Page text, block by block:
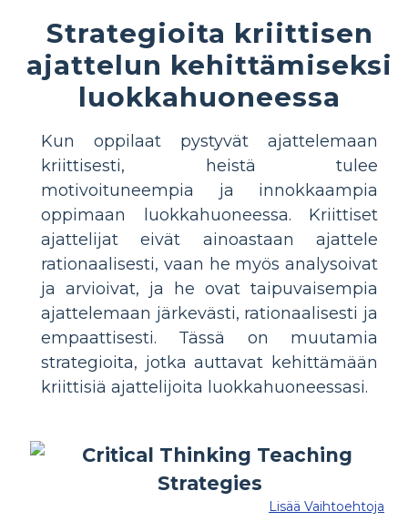
Strategioita kriittisen
ajattelun kehittämiseksi
luokkahuoneessa
Kun oppilaat pystyvät ajattelemaan
kriittisesti, heistä tulee
motivoituneempia ja innokkaampia
oppimaan luokkahuoneessa. Kriittiset
ajattelijat eivät ainoastaan ​​ajattele
rationaalisesti, vaan he myös analysoivat
ja arvioivat, ja he ovat taipuvaisempia
ajattelemaan järkevästi, rationaalisesti ja
empaattisesti. Tässä on muutamia
strategioita, jotka auttavat kehittämään
kriittisiä ajattelijoita luokkahuoneessasi.
Lisää Vaihtoehtoja